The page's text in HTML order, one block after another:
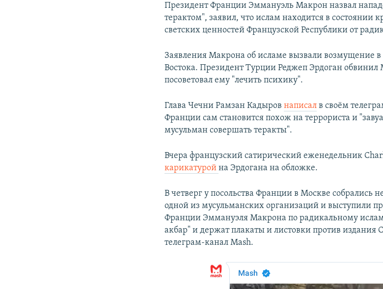
Президент Франции Эммануэль Макрон назвал
терактом", заявил, что ислам находится в состоянии
светских ценностей Французской Республики от
Заявления Макрона об исламе вызвали возмущение
Востока. Президент Турции Реджеп Эрдоган
посоветовал ему "лечить психику".
Глава Чечни Рамзан Кадыровнаписал в своём
Франции сам становится похож на террориста и
мусульман совершать теракты".
Вчера французский сатирический еженедельник
карикатуройна Эрдогана на обложке.
В четверг у посольства Франции в Москве собрались
одной из мусульманских организаций и выступили
Франции Эммануэля Макрона по радикальному
акбар" и держат плакаты и листовки против издания
телеграм-канал Mash.